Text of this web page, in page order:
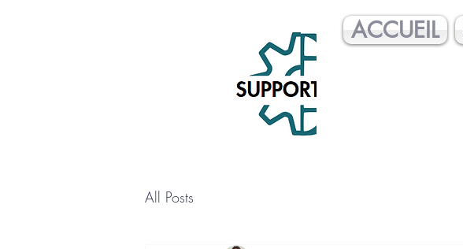
ACCUEIL
All Posts